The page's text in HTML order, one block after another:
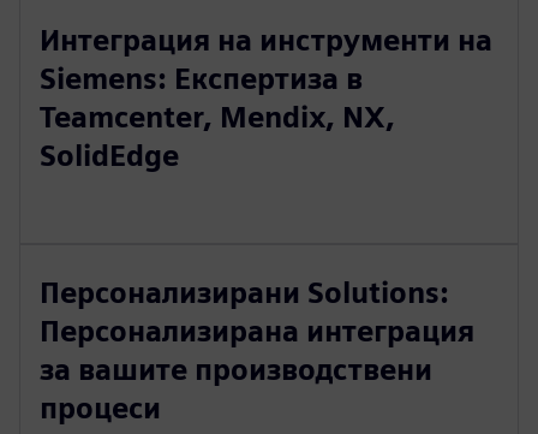
Интеграция на инструменти на
Siemens: Експертиза в
Teamcenter, Mendix, NX,
SolidEdge
Персонализирани Solutions:
Персонализирана интеграция
за вашите производствени
процеси